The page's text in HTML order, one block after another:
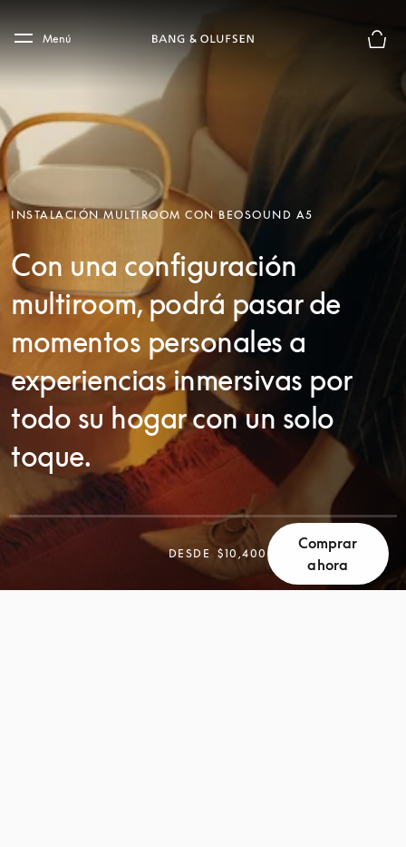
Skip to main footer
Menú
INSTALACIÓN MULTIROOM CON BEOSOUND A5
Con una configuración
multiroom, podrá pasar de
momentos personales a
experiencias inmersivas por
todo su hogar con un solo
toque.
DESDE $10,400
Comprar
ahora